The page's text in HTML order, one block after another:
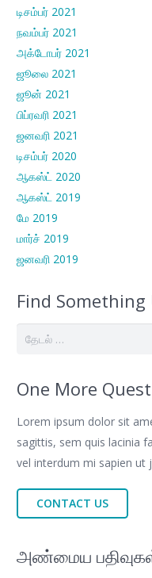
டிசம்பர் 2021
நவம்பர் 2021
அக்டோபர் 2021
ஜூலை 2021
ஜூன் 2021
பிப்ரவரி 2021
ஜனவரி 2021
டிசம்பர் 2020
ஆகஸ்ட் 2020
ஆகஸ்ட் 2019
மே 2019
மார்ச் 2019
ஜனவரி 2019
Find Something
இதற்காகத்
One More
Lorem ipsum dolor sit
sagittis, sem quis lacinia
vel interdum mi sapien ut
CONTACT US
அண்மைய